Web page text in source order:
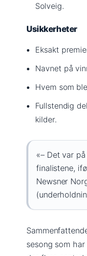
Solveig.
Usikkerheter
Eksakt
Navnet på
Hvem som
Fullstendig
kilder.
«– Det var
finalistene,
Newsner
sesong som